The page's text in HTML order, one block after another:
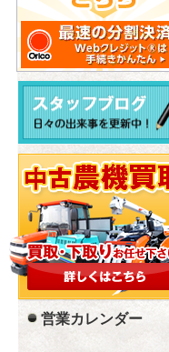
営業カレンダー